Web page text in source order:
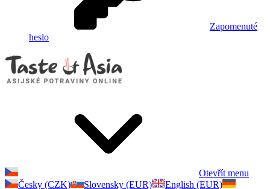
Zapomenuté
heslo
Otevřít menu
Česky (CZK)
Slovensky (EUR)
English (EUR)